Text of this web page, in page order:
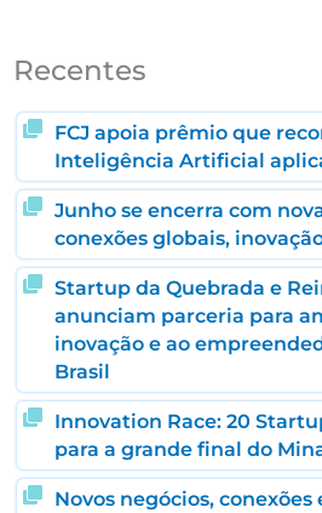
Recentes
FCJ apoia prêmio que
Inteligência Artificial
Junho se encerra com
conexões globais,
Startup da Quebrada e
anunciam parceria para
inovação e ao
Brasil
Innovation Race: 20
para a grande final do
Novos negócios, conexões